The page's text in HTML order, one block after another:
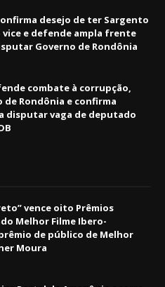
desejo de ter Sargento
vice e defende ampla frente
Governo de Rondônia
combate à corrupção,
Rondônia e confirma
disputar vaga de deputado
vence oito Prêmios
Melhor Filme Ibero-
de público de Melhor
Moura